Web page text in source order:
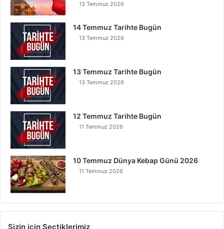
13 Temmuz 2026
14 Temmuz Tarihte Bugün
13 Temmuz 2026
13 Temmuz Tarihte Bugün
13 Temmuz 2026
12 Temmuz Tarihte Bugün
11 Temmuz 2026
10 Temmuz Dünya Kebap Günü 2026
11 Temmuz 2026
Sizin için Seçtiklerimiz